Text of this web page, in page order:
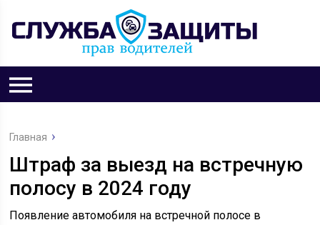
Главная
Штраф за выезд на встречную
полосу в 2024 году
Появление автомобиля на встречной полосе в